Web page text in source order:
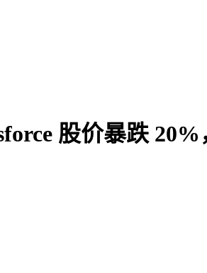
股价暴跌